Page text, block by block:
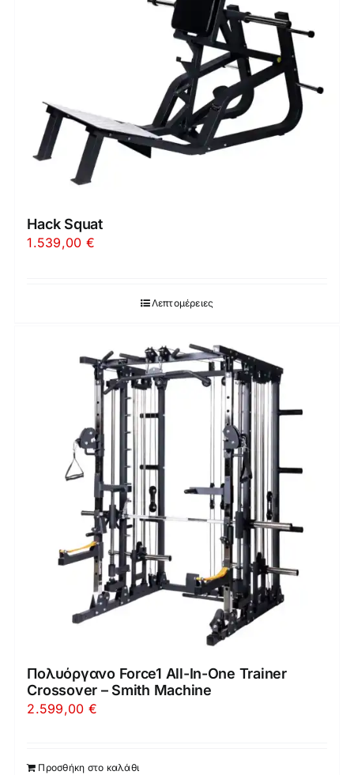
Hack Squat
1.539,00 €
Λεπτομέρειες
Πολυόργανο Force1 All-In-One Trainer
Crossover – Smith Machine
2.599,00 €
Προσθήκη στο καλάθι